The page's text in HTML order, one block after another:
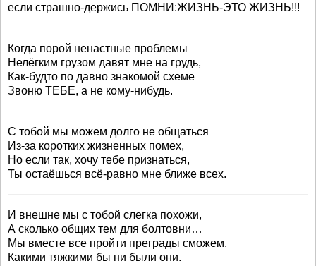
если страшно-держись ПОМНИ:ЖИЗНЬ-ЭТО ЖИЗНЬ!!!
Когда порой ненастные проблемы
Нелёгким грузом давят мне на грудь,
Как-будто по давно знакомой схеме
Звоню ТЕБЕ, а не кому-нибудь.
С тобой мы можем долго не общаться
Из-за коротких жизненных помех,
Но если так, хочу тебе признаться,
Ты остаёшься всё-равно мне ближе всех.
И внешне мы с тобой слегка похожи,
А сколько общих тем для болтовни…
Мы вместе все пройти преграды сможем,
Какими тяжкими бы ни были они.